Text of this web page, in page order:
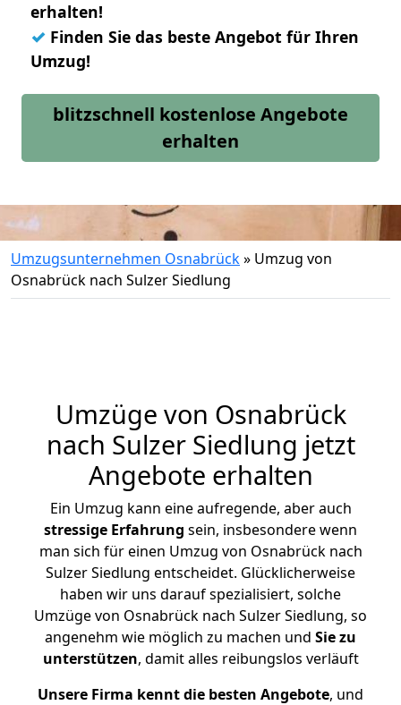
erhalten!
✓ Finden Sie das beste Angebot für Ihren
Umzug!
blitzschnell kostenlose Angebote
erhalten
Umzugsunternehmen Osnabrück» Umzug von
Osnabrück nach Sulzer Siedlung
Umzüge von Osnabrück
nach Sulzer Siedlung jetzt
Angebote erhalten
Ein Umzug kann eine aufregende, aber auch
stressige Erfahrung sein, insbesondere wenn
man sich für einen Umzug von Osnabrück nach
Sulzer Siedlung entscheidet. Glücklicherweise
haben wir uns darauf spezialisiert, solche
Umzüge von Osnabrück nach Sulzer Siedlung, so
angenehm wie möglich zu machen und Sie zu
unterstützen, damit alles reibungslos verläuft
Unsere Firma kennt die besten Angebote, und